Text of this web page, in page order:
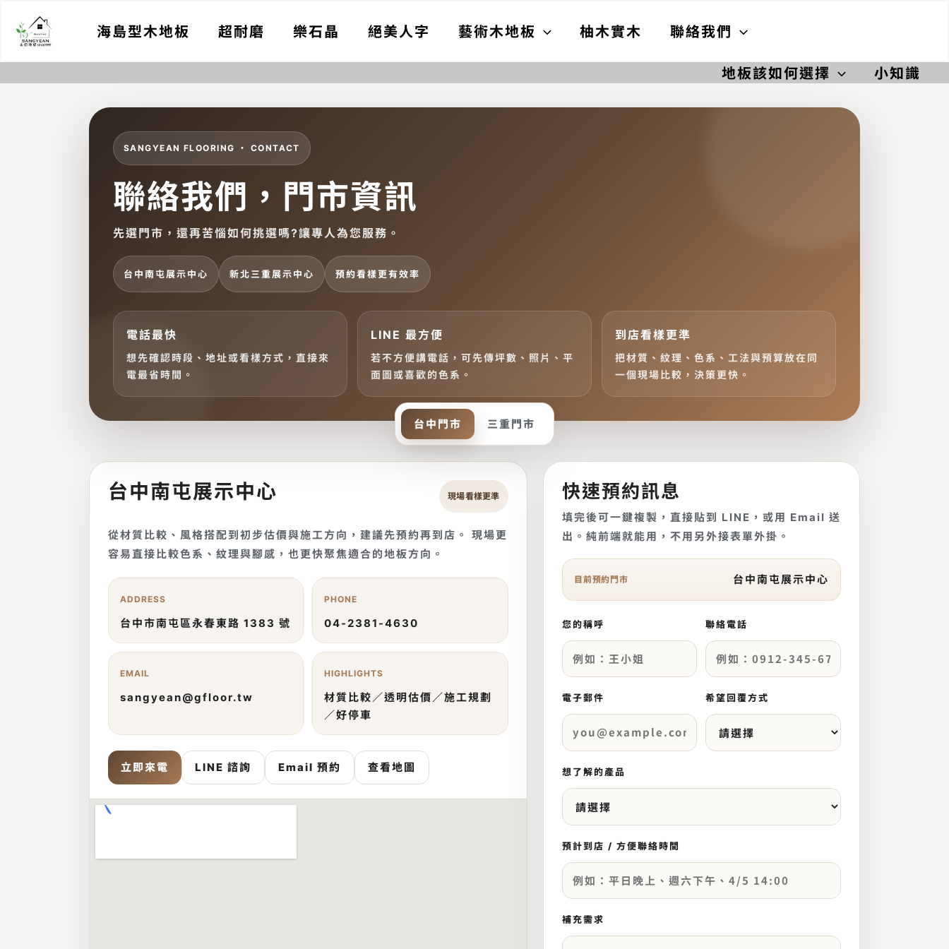
海島型木地板 超耐磨 樂石晶 絕美人字 藝術木地板 柚木實木 聯絡我們
地板該如何選擇 小知識
SANGYEAN FLOORING ・ CONTACT
聯絡我們，門市資訊
先選門市，還再苦惱如何挑選嗎?讓專人為您服務。
台中南屯展示中心 新北三重展示中心 預約看樣更有效率
電話最快
想先確認時段、地址或看樣方式，直接來
電最省時間。
LINE 最方便
若不方便講電話，可先傳坪數、照片、平
面圖或喜歡的色系。
到店看樣更準
把材質、紋理、色系、工法與預算放在同
一個現場比較，決策更快。
台中門市 三重門市
台中南屯展示中心 現場看樣更準
從材質比較、風格搭配到初步估價與施工方向，建議先預約再到店。 現場更
容易直接比較色系、紋理與腳感，也更快聚焦適合的地板方向。
ADDRESS
台中市南屯區永春東路 1383 號
PHONE
04-2381-4630
EMAIL
sangyean@gfloor.tw
HIGHLIGHTS
材質比較／透明估價／施工規劃
／好停車
立即來電 LINE 諮詢 Email 預約 查看地圖
快速預約訊息
填完後可一鍵複製，直接貼到 LINE，或用 Email 送
出。純前端就能用，不用另外接表單外掛。
目前預約門市 台中南屯展示中心
您的稱呼 聯絡電話
電子郵件 希望回覆方式
想了解的產品
預計到店 / 方便聯絡時間
補充需求